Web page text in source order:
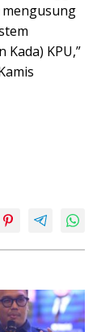
mengusung
KPU,”